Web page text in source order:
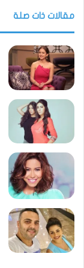
مقالات ذات صلة